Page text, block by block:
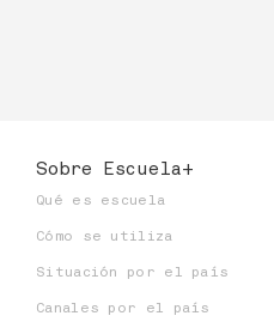
Sobre Escuela+
Qué es escuela
Cómo se utiliza
Situación por el país
Canales por el país